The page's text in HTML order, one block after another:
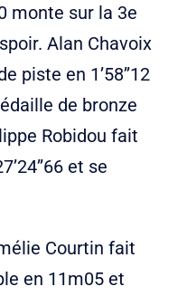
monte sur la 3e
Alan Chavoix
piste en 1’58’’12
de bronze
Robidou fait
et se
Courtin fait
en 11m05 et